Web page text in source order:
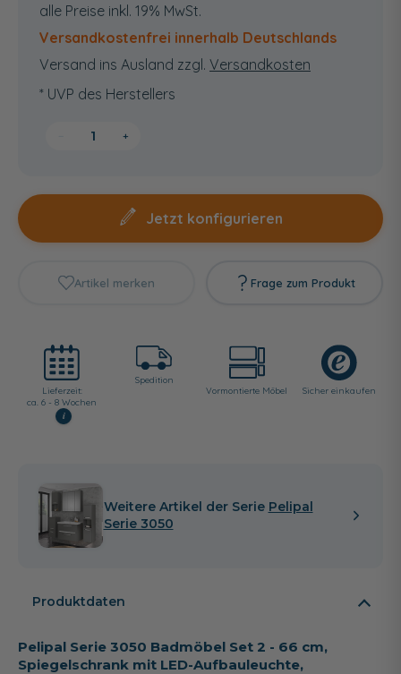
alle Preise inkl. 19% MwSt.
Versandkostenfrei innerhalb Deutschlands
Versand ins Ausland zzgl. Versandkosten
* UVP des Herstellers
+
Jetzt konfigurieren
Artikel merken Frage zum Produkt
Lieferzeit:
ca. 6 - 8 Wochen
i
Spedition
Vormontierte Möbel
Sicher einkaufen
Weitere Artikel der Serie Pelipal
Serie 3050
Produktdaten
Pelipal Serie 3050 Badmöbel Set 2 - 66 cm,
Spiegelschrank mit LED-Aufbauleuchte,